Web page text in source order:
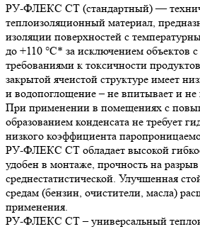
РУ-ФЛЕКС СТ (стандартный) —
теплоизоляционный материал,
изоляции поверхностей с
до +110 °С* за исключением
требованиями к токсичности
закрытой ячеистой структуре имеет
и водопоглощение – не впитывает и не
При применении в помещениях с
образованием конденсата не требует
низкого коэффициента
РУ-ФЛЕКС СТ обладает высокой
удобен в монтаже, прочность на
среднестатистической. Улучшенная
средам (бензин, очистители, масла)
применения.
РУ-ФЛЕКС СТ – универсальный